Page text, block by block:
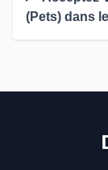
(Pets) dans